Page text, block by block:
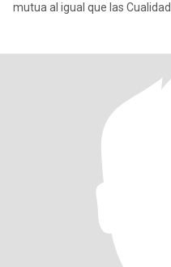
mutua al igual que las